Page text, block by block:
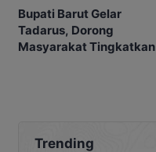
Bupati Barut Gelar
Tadarus, Dorong
Masyarakat Tingkatkan
Trending